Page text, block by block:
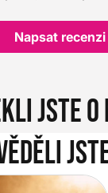
Napsat recenzi
jste o
shopu Music